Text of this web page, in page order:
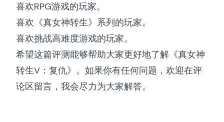
喜欢RPG游戏的玩家。
喜欢《真女神转生》系列的玩家。
喜欢挑战高难度游戏的玩家。
希望这篇评测能够帮助大家更好地了解《真女神
转生V：复仇》。如果你有任何问题，欢迎在评
论区留言，我会尽力为大家解答。